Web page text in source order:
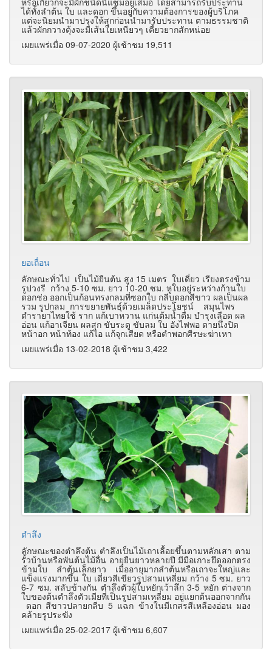
ได้ทั้งลำต้น ใบ และดอก ขึ้นอยู่กับความต้องการของผู้บริโภค
แต่จะนิยมนำมาปรุงให้สุกก่อนนำมารับประทาน ตามธรรมชาติ
แล้วผักกวางตุ้งจะมีเส้นใยเหนียวๆ เคี้ยวยากสักหน่อย
เผยแพร่เมื่อ 09-07-2020 ผู้เช้าชม 19,511
ยอเถื่อน
ลักษณะทั่วไป เป็นไม้ยืนต้น สูง 15 เมตร ใบเดี่ยว เรียงตรงข้าม
รูปวงรี กว้าง 5-10 ซม. ยาว 10-20 ซม. หูใบอยู่ระหว่างก้านใบ
ดอกช่อ ออกเป็นก้อนทรงกลมที่ซอกใบ กลีบดอกสีขาว ผลเป็นผล
รวม รูปกลม การขยายพันธุ์ด้วยเมล็ดประโยชน์ สมุนไพร
ตำรายาไทยใช้ ราก แก้เบาหวาน แก่นต้มน้ำดื่ม บำรุงเลือด ผล
อ่อน แก้อาเจียน ผลสุก ขับระดู ขับลม ใบ อังไฟพอ ตายนึ่งปิด
หน้าอก หน้าท้อง แก้ไอ แก้จุกเสียด หรือตำพอกศีรษะฆ่าเหา
เผยแพร่เมื่อ 13-02-2018 ผู้เช้าชม 3,422
ตำลึง
ลักษณะของตำลึงต้น ตำลึงเป็นไม้เถาเลื้อยขึ้นตามหลักเสา ตาม
รั้วบ้านหรือพันต้นไม้อื่น อายุยืนยาวหลายปี มีมือเกาะยึดออกตรง
ข้ามใบ ลำต้นเล็กยาว เมื่ออายุมากลำต้นหรือเถาจะใหญ่และ
แข็งแรงมากขึ้น ใบ เดี่ยวสีเขียวรูปสามเหลี่ยม กว้าง 5 ซม. ยาว
6-7 ซม. สลับข้างกัน ตำลึงตัวผู้ใบหยักเว้าลึก 3-5 หยัก ต่างจาก
ใบของต้นตำลึงตัวเมียที่เป็นรูปสามเหลี่ยม อยู่แยกต้นออกจากกัน
ดอก สีขาวปลายกลีบ 5 แฉก ข้างในมีเกสรสีเหลืองอ่อน มอง
คล้ายรูประฆัง
เผยแพร่เมื่อ 25-02-2017 ผู้เช้าชม 6,607